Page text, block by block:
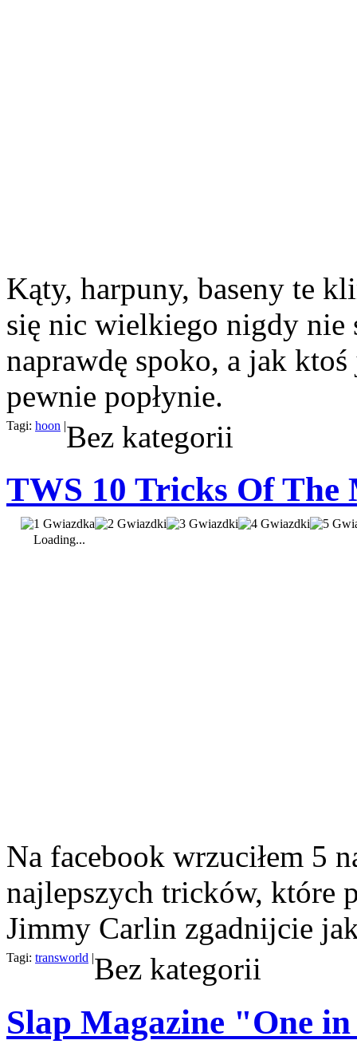
Kąty, harpuny, baseny te
się nic wielkiego nigdy nie
naprawdę spoko, a jak
pewnie popłynie.
Tagi: hoon |Bez kategorii
TWS 10 Tricks Of The
Loading...
Na facebook wrzuciłem 5
najlepszych tricków, które
Jimmy Carlin zgadnijcie
Tagi: transworld |Bez kategorii
Slap Magazine "One